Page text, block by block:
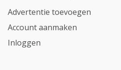
Advertentie toevoegen
Account aanmaken
Inloggen